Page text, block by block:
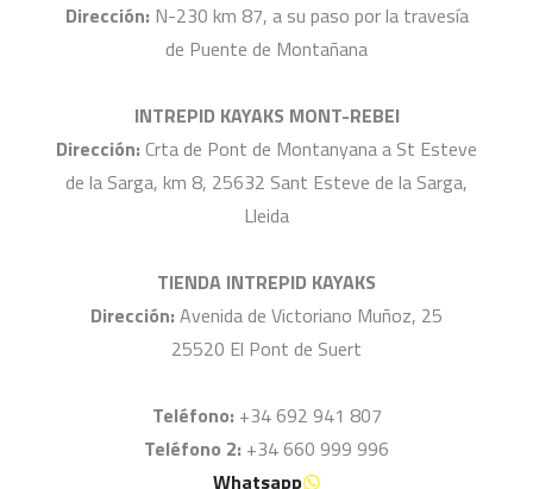
Dirección: N-230 km 87, a su paso por la travesía
de Puente de Montañana
INTREPID KAYAKS MONT-REBEI
Dirección: Crta de Pont de Montanyana a St Esteve
de la Sarga, km 8, 25632 Sant Esteve de la Sarga,
Lleida
TIENDA INTREPID KAYAKS
Dirección: Avenida de Victoriano Muñoz, 25
25520 El Pont de Suert
Teléfono: +34 692 941 807
Teléfono 2: +34 660 999 996
Whatsapp